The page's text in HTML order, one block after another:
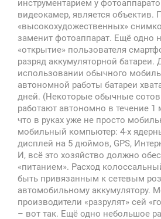
инструментарием у
видеокамер, является объектив.
«высокохудожественных»
заменит фотоаппарат. Ещё одно
«открытие» пользователя
разряд аккумуляторной батареи.
использовании обычного
автономной работы батареи
дней. (Некоторые обычные
работают автономно в течение 1
что в руках уже не просто
мобильный компьютер: 4-х
дисплей на 5 дюймов, GPS,
И, всё это хозяйство должно
«питанием». Расход
быть привязанным к сетевым
автомобильному аккумулятору.
производители «разрулят» сей
– вот так. Ещё одно небольшое